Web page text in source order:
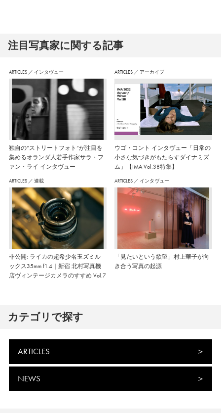
注⽬写真家に関する記事
ARTICLES ／ インタヴュー
独自の“ストリートフォト”が注目を
集めるオランダ人若手作家サラ・フ
ァン・ライ インタヴュー
ARTICLES ／ アーカイブ
ウゴ・コント インタヴュー「日常の
小さな気づきがもたらすダイナミズ
ム」【IMA Vol.38特集】
ARTICLES ／ 連載
非公開: ライカの超希少名玉ズミル
ックス35mm f1.4｜新宿 北村写真機
店ヴィンテージカメラのすすめ Vol.7
ARTICLES ／ インタヴュー
「見たいという欲望」村上華子が向
き合う写真の起源
カテゴリで探す
ARTICLES
NEWS